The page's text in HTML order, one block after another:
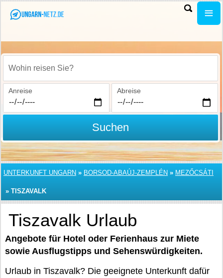
Wohin reisen Sie?
Anreise Abreise
Suchen
UNTERKUNFT UNGARN » BORSOD-ABAÚJ-ZEMPLÉN » MEZŐCSÁTI
» TISZAVALK
Tiszavalk Urlaub
Angebote für Hotel oder Ferienhaus zur Miete
sowie Ausflugstipps und Sehenswürdigkeiten.
Urlaub in Tiszavalk? Die geeignete Unterkunft dafür